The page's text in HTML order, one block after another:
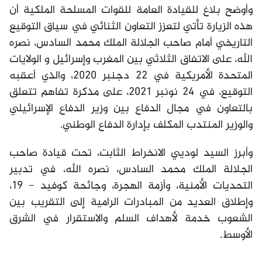
وأوضح بلاغ للقيادة العامة للقوات المسلحة الملكية أن
هذه الزيارة تأتي لتعزز التعاون الثنائي في سياق التوقيع
التاريخي أمام صاحب الجلالة الملك محمد السادس، نصره
الله، على الاتفاق الثلاثي بين المغرب وإسرائيل و الولايات
المتحدة الأمريكية في 22 دجنبر 2020، والذي أعقبه
التوقيع، في 24 نونبر 2021، على مذكرة تفاهم تتعلق
بالتعاون في مجال الدفاع بين وزير الدفاع الإسرائيلي
والوزير المنتدب المكلف بإدارة الدفاع الوطني.
وأبرز السيد لوديي الانخراط الثابت، تحت قيادة صاحب
الجلالة الملك محمد السادس، نصره الله، في تدبير
التحديات الأمنية، وأزمة الهجرة، وجائحة كوفيد – 19،
وإطلاق العديد من المبادرات الرامية إلى التقريب بين
الشعوب خدمة لأهداف السلم والاستقرار في الشرق
الأوسط.